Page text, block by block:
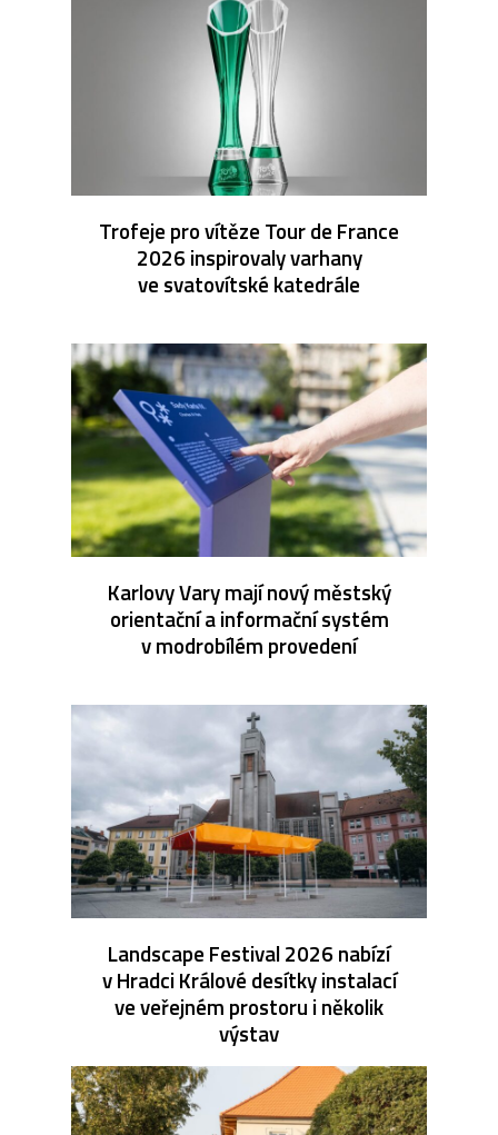
Trofeje pro vítěze Tour de France
2026 inspirovaly varhany
ve svatovítské katedrále
Karlovy Vary mají nový městský
orientační a informační systém
v modrobílém provedení
Landscape Festival 2026 nabízí
v Hradci Králové desítky instalací
ve veřejném prostoru i několik
výstav